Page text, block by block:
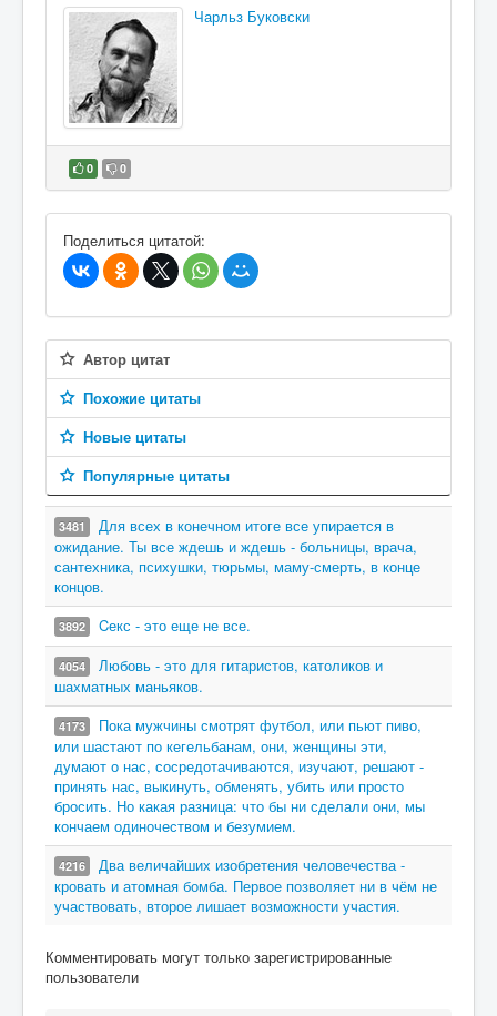
Чарльз Буковски
0 0
В избранное
Поделиться цитатой:
Автор цитат
Похожие цитаты
Новые цитаты
Популярные цитаты
3481
Для всех в конечном итоге все упирается в
ожидание. Ты все ждешь и ждешь - больницы, врача,
сантехника, психушки, тюрьмы, маму-смерть, в конце
концов.
3892 Cекс - это еще не все.
4054
Любовь - это для гитаристов, католиков и
шахматных маньяков.
4173
Пока мужчины смотрят футбол, или пьют пиво,
или шастают по кегельбанам, они, женщины эти,
думают о нас, сосредотачиваются, изучают, решают -
принять нас, выкинуть, обменять, убить или просто
бросить. Но какая разница: что бы ни сделали они, мы
кончаем одиночеством и безумием.
4216
Два величайших изобретения человечества -
кровать и атомная бомба. Первое позволяет ни в чём не
участвовать, второе лишает возможности участия.
Комментировать могут только зарегистрированные
пользователи